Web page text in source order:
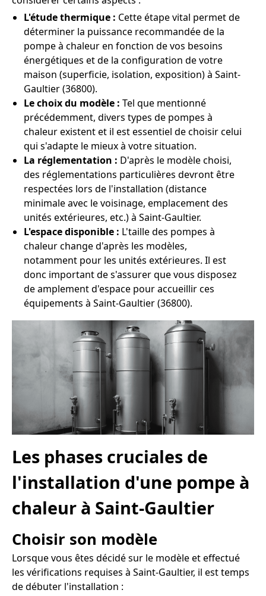
L'étude thermique : Cette étape vital permet de
déterminer la puissance recommandée de la
pompe à chaleur en fonction de vos besoins
énergétiques et de la configuration de votre
maison (superficie, isolation, exposition) à Saint-
Gaultier (36800).
Le choix du modèle : Tel que mentionné
précédemment, divers types de pompes à
chaleur existent et il est essentiel de choisir celui
qui s'adapte le mieux à votre situation.
La réglementation : D'après le modèle choisi,
des réglementations particulières devront être
respectées lors de l'installation (distance
minimale avec le voisinage, emplacement des
unités extérieures, etc.) à Saint-Gaultier.
L'espace disponible : L'taille des pompes à
chaleur change d'après les modèles,
notamment pour les unités extérieures. Il est
donc important de s'assurer que vous disposez
de amplement d'espace pour accueillir ces
équipements à Saint-Gaultier (36800).
Les phases cruciales de
l'installation d'une pompe à
chaleur à Saint-Gaultier
Choisir son modèle
Lorsque vous êtes décidé sur le modèle et effectué
les vérifications requises à Saint-Gaultier, il est temps
de débuter l'installation :